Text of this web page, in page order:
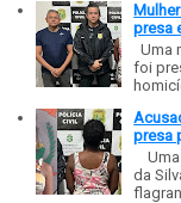
presa
Uma
foi
presa
Uma
da